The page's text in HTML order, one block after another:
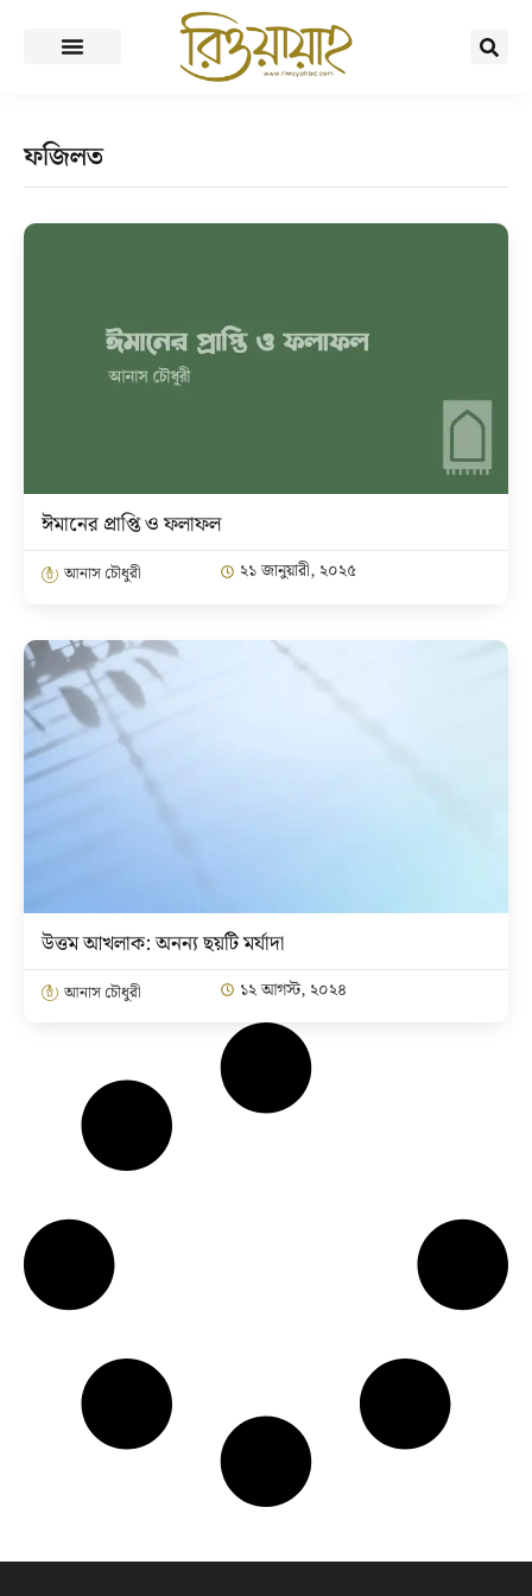
ফজিলত
ঈমানের প্রাপ্তি ও ফলাফল
আনাস চৌধুরী ২১ জানুয়ারী, ২০২৫
উত্তম আখলাক: অনন্য ছয়টি মর্যাদা
আনাস চৌধুরী ১২ আগস্ট, ২০২৪